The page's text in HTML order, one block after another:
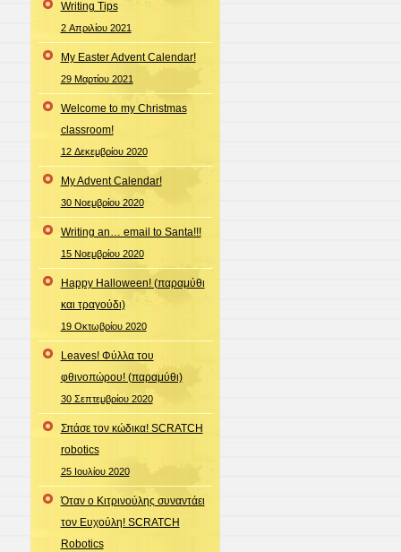
Writing Tips
2 Απριλίου 2021
My Easter Advent Calendar!
29 Μαρτίου 2021
Welcome to my Christmas
classroom!
12 Δεκεμβρίου 2020
My Advent Calendar!
30 Νοεμβρίου 2020
Writing an… email to Santa!!!
15 Νοεμβρίου 2020
Happy Halloween! (παραμύθι
και τραγούδι)
19 Οκτωβρίου 2020
Leaves! Φύλλα του
φθινοπώρου! (παραμύθι)
30 Σεπτεμβρίου 2020
Σπάσε τον κώδικα! SCRATCH
robotics
25 Ιουλίου 2020
Όταν ο Κιτρινούλης συναντάει
τον Ευχούλη! SCRATCH
Robotics